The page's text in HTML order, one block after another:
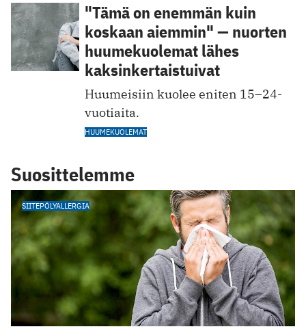
"Tämä on enemmän kuin
koskaan aiemmin" — nuorten
huumekuolemat lähes
kaksinkertaistuivat
Huumeisiin kuolee eniten 15–24-
vuotiaita.
HUUMEKUOLEMAT
Suosittelemme
SIITEPÖLYALLERGIA